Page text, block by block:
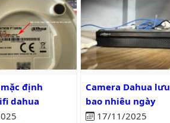
liên tục?
định camera wifi dahua
định
dahua
Camera Dahua lưu
Camera Dahua
bao nhiêu ngày
17/11/2025